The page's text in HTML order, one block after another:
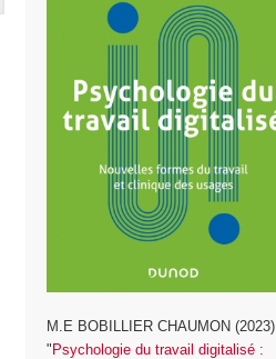
M.E BOBILLIER CHAUMON (2023)
"Psychologie du travail digitalisé :